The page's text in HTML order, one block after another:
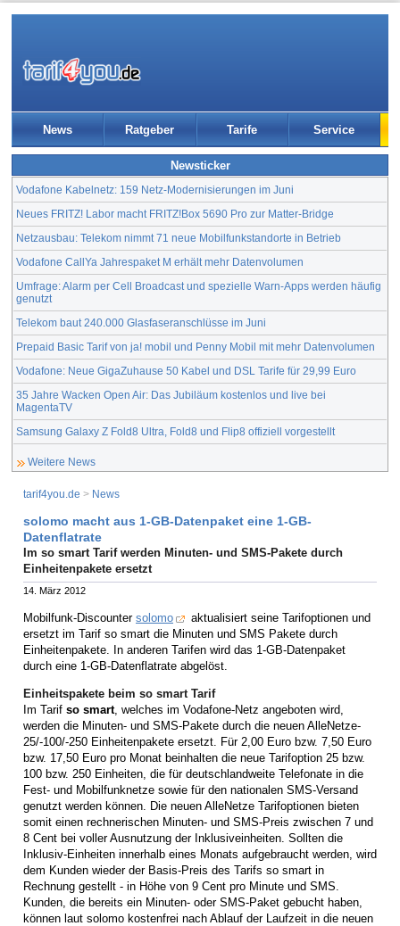
News Ratgeber Tarife Service
Newsticker
Vodafone Kabelnetz: 159 Netz-Modernisierungen im Juni
Neues FRITZ! Labor macht FRITZ!Box 5690 Pro zur Matter-Bridge
Netzausbau: Telekom nimmt 71 neue Mobilfunkstandorte in Betrieb
Vodafone CallYa Jahrespaket M erhält mehr Datenvolumen
Umfrage: Alarm per Cell Broadcast und spezielle Warn-Apps werden häufig
genutzt
Telekom baut 240.000 Glasfaseranschlüsse im Juni
Prepaid Basic Tarif von ja! mobil und Penny Mobil mit mehr Datenvolumen
Vodafone: Neue GigaZuhause 50 Kabel und DSL Tarife für 29,99 Euro
35 Jahre Wacken Open Air: Das Jubiläum kostenlos und live bei
MagentaTV
Samsung Galaxy Z Fold8 Ultra, Fold8 und Flip8 offiziell vorgestellt
Weitere News
tarif4you.de > News
solomo macht aus 1-GB-Datenpaket eine 1-GB-
Datenflatrate
Im so smart Tarif werden Minuten- und SMS-Pakete durch
Einheitenpakete ersetzt
14. März 2012
Mobilfunk-Discounter solomo
aktualisiert seine Tarifoptionen und
ersetzt im Tarif so smart die Minuten und SMS Pakete durch
Einheitenpakete. In anderen Tarifen wird das 1-GB-Datenpaket
durch eine 1-GB-Datenflatrate abgelöst.
Einheitspakete beim so smart Tarif
Im Tarif so smart, welches im Vodafone-Netz angeboten wird,
werden die Minuten- und SMS-Pakete durch die neuen AlleNetze-
25/-100/-250 Einheitenpakete ersetzt. Für 2,00 Euro bzw. 7,50 Euro
bzw. 17,50 Euro pro Monat beinhalten die neue Tarifoption 25 bzw.
100 bzw. 250 Einheiten, die für deutschlandweite Telefonate in die
Fest- und Mobilfunknetze sowie für den nationalen SMS-Versand
genutzt werden können. Die neuen AlleNetze Tarifoptionen bieten
somit einen rechnerischen Minuten- und SMS-Preis zwischen 7 und
8 Cent bei voller Ausnutzung der Inklusiveinheiten. Sollten die
Inklusiv-Einheiten innerhalb eines Monats aufgebraucht werden, wird
dem Kunden wieder der Basis-Preis des Tarifs so smart in
Rechnung gestellt - in Höhe von 9 Cent pro Minute und SMS.
Kunden, die bereits ein Minuten- oder SMS-Paket gebucht haben,
können laut solomo kostenfrei nach Ablauf der Laufzeit in die neuen